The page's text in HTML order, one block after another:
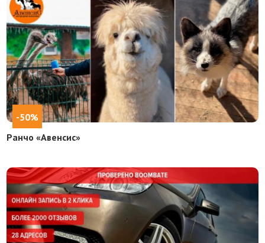
-50%
Ранчо «Авенсис»